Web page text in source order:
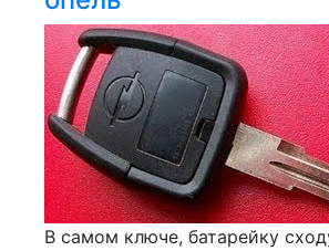
В самом ключе, батарейку